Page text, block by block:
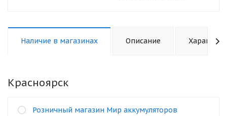
Наличие в магазинах Описание
Красноярск
Розничный магазин Мир аккумуляторов